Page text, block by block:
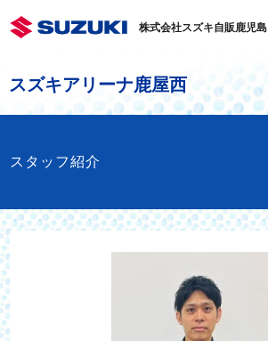
株式会社スズキ自販鹿児島
スズキアリーナ鹿屋西
スタッフ紹介